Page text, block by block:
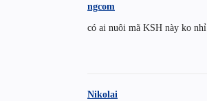
ngcom
có ai nuôi mã KSH này ko nhỉ
Nikolai